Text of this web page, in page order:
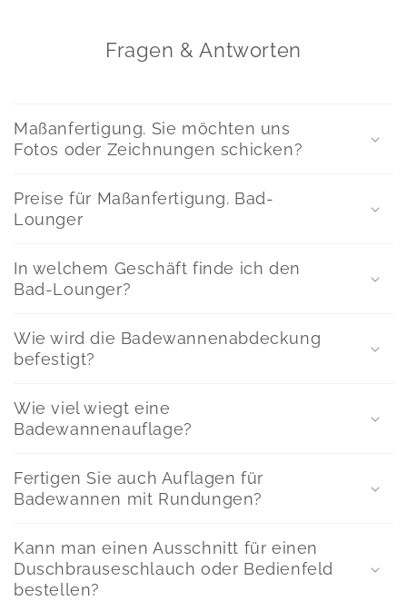
Fragen & Antworten
Maßanfertigung. Sie möchten uns
Fotos oder Zeichnungen schicken?
Preise für Maßanfertigung. Bad-
Lounger
In welchem Geschäft finde ich den
Bad-Lounger?
Wie wird die Badewannenabdeckung
befestigt?
Wie viel wiegt eine
Badewannenauflage?
Fertigen Sie auch Auflagen für
Badewannen mit Rundungen?
Kann man einen Ausschnitt für einen
Duschbrauseschlauch oder Bedienfeld
bestellen?